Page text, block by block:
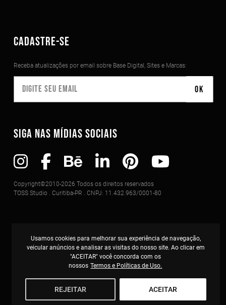
Usamos cookies para melhorar sua experiência de navegação,
veicular anúncios e analisar as visitas do nosso site. Ao clicar em
"ACEITAR" você concorda com os
nossos Termos e Políticas de Uso.
REJEITAR ACEITAR
CADASTRE-SE
Receba atualizações por email sobre Base Digital, Sites e Marcas:
SIGA NAS MÍDIAS SOCIAIS
Copyright©2010-2026 Todos os direitos reservados
TOSS Studio . Curitiba-PR . CNPJ: 11.432.963/0001-80